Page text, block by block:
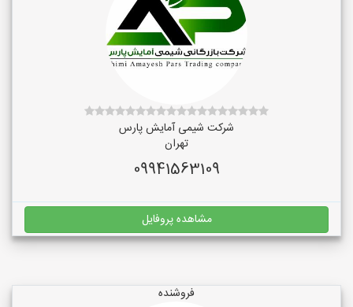
شرکت شیمی آمایش پارس
تهران
09941563109
مشاهده پروفایل
فروشنده